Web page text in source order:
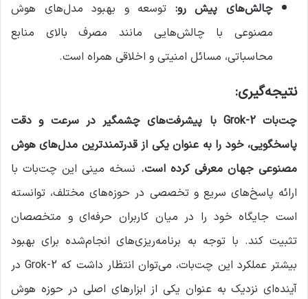
چالش‌های پیش رو: توسعه و بهبود مدل‌های هوش
مصنوعی با چالش‌هایی مانند مصرف بالای منابع
محاسباتی، مسائل امنیتی و اخلاقی همراه است.
نتیجه‌گیری:
چت‌بات Grok-2 با پیشرفت‌های چشمگیر در سرعت و دقت
پاسخگویی، خود را به عنوان یکی از قدرتمندترین مدل‌های هوش
مصنوعی جهان معرفی کرده است. نسخه مینی این چت‌بات با
ارائه پاسخ‌های سریع و تخصصی در حوزه‌های مختلف، توانسته
است جایگاه خود را در میان کاربران حرفه‌ای و متخصصان
تثبیت کند. با توجه به برنامه‌ریزی‌های انجام‌شده برای بهبود
بیشتر عملکرد این چت‌بات، می‌توان انتظار داشت که Grok-2 در
آینده‌ای نزدیک به عنوان یکی از ابزارهای اصلی در حوزه هوش